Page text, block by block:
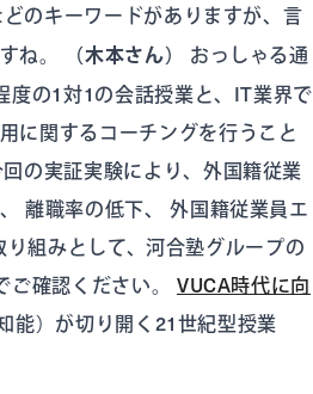
のキーワードがありますが、言
ね。
（木本さん）
おっしゃる通
度の1対1の会話授業と、IT業界で
に関するコーチングを行うこと
の実証実験により、外国籍従業
離職率の低下、 外国籍従業員エ
組みとして、河合塾グループの
確認ください。 VUCA時代に向
能）が切り開く21世紀型授業